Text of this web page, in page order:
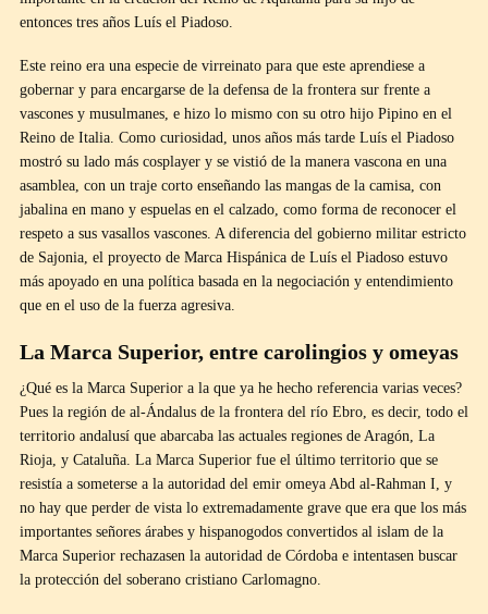
entonces tres años Luís el Piadoso.
Este reino era una especie de virreinato para que este aprendiese a
gobernar y para encargarse de la defensa de la frontera sur frente a
vascones y musulmanes, e hizo lo mismo con su otro hijo Pipino en el
Reino de Italia. Como curiosidad, unos años más tarde Luís el Piadoso
mostró su lado más cosplayer y se vistió de la manera vascona en una
asamblea, con un traje corto enseñando las mangas de la camisa, con
jabalina en mano y espuelas en el calzado, como forma de reconocer el
respeto a sus vasallos vascones. A diferencia del gobierno militar estricto
de Sajonia, el proyecto de Marca Hispánica de Luís el Piadoso estuvo
más apoyado en una política basada en la negociación y entendimiento
que en el uso de la fuerza agresiva.
La Marca Superior, entre carolingios y omeyas
¿Qué es la Marca Superior a la que ya he hecho referencia varias veces?
Pues la región de al-Ándalus de la frontera del río Ebro, es decir, todo el
territorio andalusí que abarcaba las actuales regiones de Aragón, La
Rioja, y Cataluña. La Marca Superior fue el último territorio que se
resistía a someterse a la autoridad del emir omeya Abd al-Rahman I, y
no hay que perder de vista lo extremadamente grave que era que los más
importantes señores árabes y hispanogodos convertidos al islam de la
Marca Superior rechazasen la autoridad de Córdoba e intentasen buscar
la protección del soberano cristiano Carlomagno.